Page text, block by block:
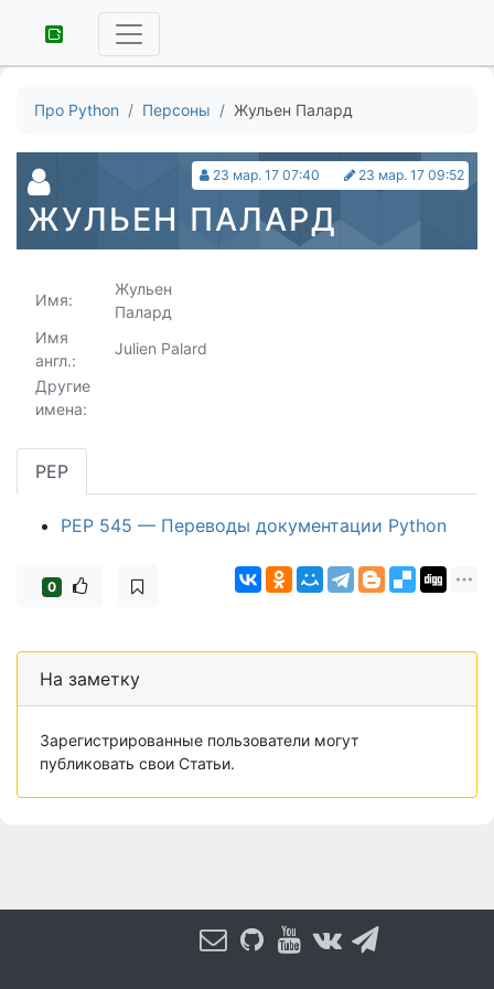
Про Python Персоны Жульен Палард
23 мар. 17 07:40 23 мар. 17 09:52
ЖУЛЬЕН ПАЛАРД
Имя:
Жульен
Палард
Имя
англ.:
Julien Palard
Другие
имена:
PEP
PEP 545 — Переводы документации Python
0
На заметку
Зарегистрированные пользователи могут
публиковать свои Статьи.